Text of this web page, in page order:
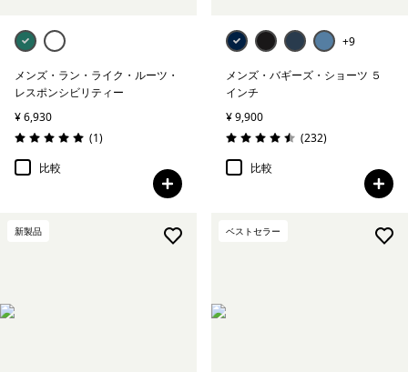
メンズ・ラン・ライク・ルーツ・
レスポンシビリティー
¥ 6,930
評価: 5.0 / 5
(1レビュー
)
比較
+9
メンズ・バギーズ・ショーツ ５
インチ
¥ 9,900
評価: 4.5 / 5
(232レビュー
)
比較
新製品 ベストセラー